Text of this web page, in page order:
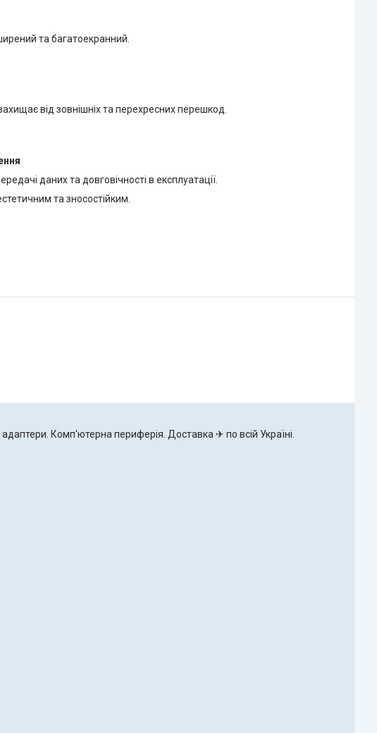
та багатоекранний.
від зовнішніх та перехресних перешкод.
даних та довговічності в експлуатації.
та зносостійким.
Комп'ютерна периферія. Доставка ✈ по всій Україні.